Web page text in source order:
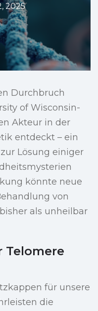
2025
Durchbruch
of Wisconsin-
Akteur in der
entdeckt – ein
Lösung einiger
könnte neue
von
als unheilbar
Telomere
für unsere
die